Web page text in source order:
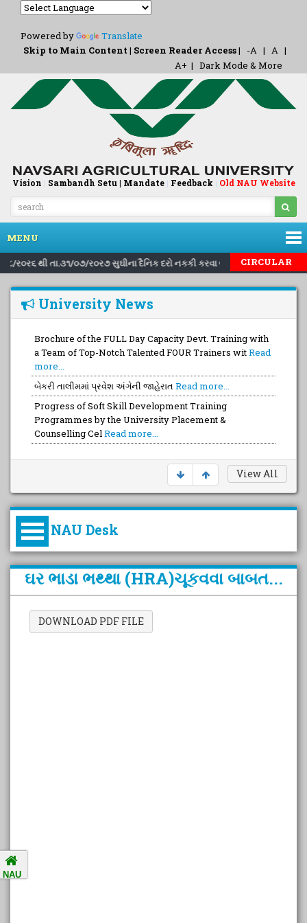
Powered by
Translate
Skip to Main Content | Screen Reader Access| -A | A |
A+ | Dark Mode & More
Vision | Sambandh Setu | Mandate| Feedback | Old NAU Website
MENU
થી તા.૩૧/૦૭/ર૦ર૭ સુઘીના દૈનિક દરો નકકી કરવા બાબત.. | |Inviting
CIRCULAR
University News
Brochure of the FULL Day Capacity Devt. Training with
a Team of Top-Notch Talented FOUR Trainers witRead
more...
બેકરી તાલીમમાં પ્રવેશ અંગેની જાહેરાત Read more...
Progress of Soft Skill Development Training
Programmes by the University Placement &
Counselling CelRead more...
View All
NAU Desk
કુલપતિની પરિવર્તનકારી પહેલનું
વિહંગાવલોકન (ઓક્ટોબર ૨૦૨૦-૨૦૨૫)
ઘર ભાડા ભથ્થા (HRA)ચૂકવવા બાબત...
DOWNLOAD PDF FILE
NAU